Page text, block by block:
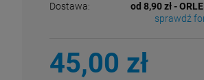
Dostawa:
od 8,90 zł-
Cena nie zawiera ewentualnych kosztów
sprawdź
45,00 zł